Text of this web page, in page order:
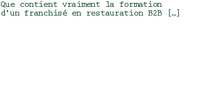
Que contient vraiment la formation
d’un franchisé en restauration B2B […]